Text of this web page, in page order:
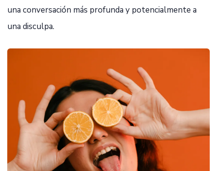
una conversación más profunda y potencialmente a
una disculpa.